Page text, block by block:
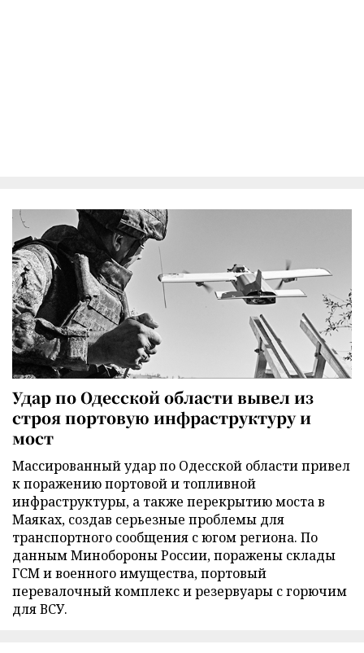
Удар по Одесской области вывел из
строя портовую инфраструктуру и
мост
Массированный удар по Одесской области привел
к поражению портовой и топливной
инфраструктуры, а также перекрытию моста в
Маяках, создав серьезные проблемы для
транспортного сообщения с югом региона. По
данным Минобороны России, поражены склады
ГСМ и военного имущества, портовый
перевалочный комплекс и резервуары с горючим
для ВСУ.